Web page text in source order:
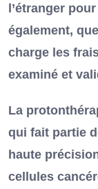
l’étranger
également,
charge les
examiné et
La
qui fait partie
haute
cellules